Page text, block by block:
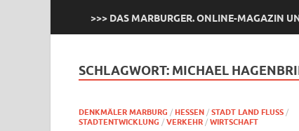
>>> DAS MARBURGER. ONLINE-MAGAZIN
SCHLAGWORT: MICHAEL
DENKMÄLER MARBURG / HESSEN / STADT LAND FLUSS /
STADTENTWICKLUNG / VERKEHR / WIRTSCHAFT